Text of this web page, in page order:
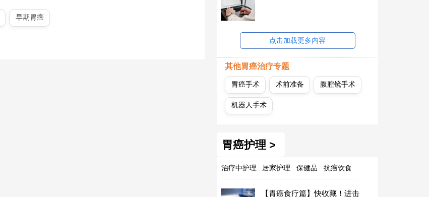
早期胃癌
点击加载更多内容
其他胃癌治疗专题
胃癌手术 术前准备 腹腔镜手术
机器人手术
胃癌护理 >
治疗中护理 居家护理 保健品 抗癌饮食
【胃癌食疗篇】快收藏！进击